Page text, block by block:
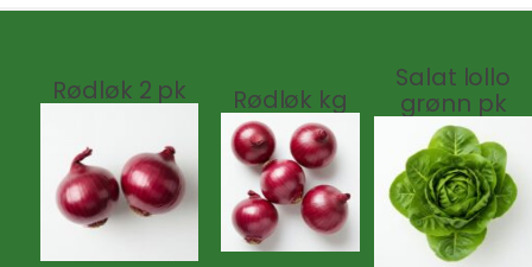
Rødløk 2 pk Rødløk kg
Salat lollo
grønn pk